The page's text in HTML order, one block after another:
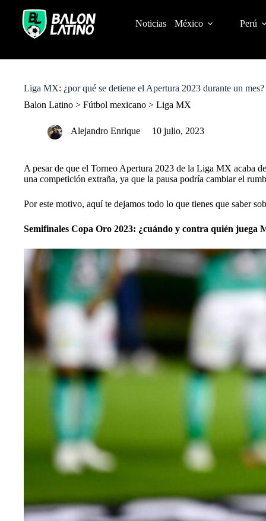
o
Noticias México Perú
Liga MX: ¿por qué se detiene el Apertura 2023 durante un mes?
Balon Latino > Fútbol mexicano > Liga MX
Alejandro Enrique 10 julio, 2023
A pesar de que el Torneo Apertura 2023 de la Liga MX acaba
una competición extraña, ya que la pausa podría cambiar el
Por este motivo, aquí te dejamos todo lo que tienes que saber
Semifinales Copa Oro 2023: ¿cuándo y contra quién juega